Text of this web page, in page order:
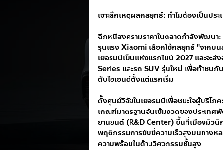
เจาะลึกเหตุผลกลยุทธ์: ทำไมต้องเป็นปร
ฉีกหนีสงครามราคาในตลาดกำลังพัฒนา
รุนแรง Xiaomi เลือกใช้กลยุทธ์ "จากบ
เยอรมนีเป็นแห่งแรกในปี 2027 และจะ
Series และรถ SUV รุ่นใหม่ เพื่อท้าชน
ดับไฮเอนด์ตั้งแต่แรกเริ่ม
ตั้งศูนย์วิจัยในเยอรมนีเพื่อชนะใจผู้บริโภ
เกณฑ์มาตรฐานอันเข้มงวดของประเท
ยานยนต์ (R&D Center) ขึ้นที่เมืองมิว
พฤติกรรมการขับขี่ความเร็วสูงบนทางห
ความพร้อมในด้านวิศวกรรมชั้นสูง